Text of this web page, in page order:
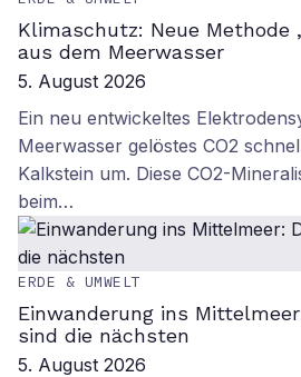
Klimaschutz: Neue Methode
aus dem Meerwasser
5. August 2026
Ein neu entwickeltes
Meerwasser gelöstes CO2
Kalkstein um. Diese CO2-
beim…
ERDE & UMWELT
Einwanderung ins
sind die nächsten
5. August 2026